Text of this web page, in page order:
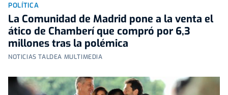
POLÍTICA
La Comunidad de Madrid pone a la venta el
ático de Chamberí que compró por 6,3
millones tras la polémica
NOTICIAS TALDEA MULTIMEDIA